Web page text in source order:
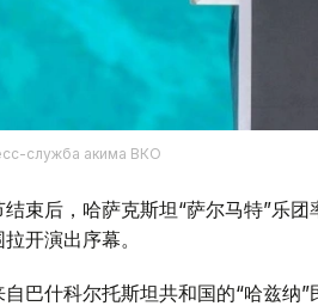
служба акима ВКО
结束后，哈萨克斯坦“萨尔马特”乐
开演出序幕。
巴什科尔托斯坦共和国的“哈兹纳